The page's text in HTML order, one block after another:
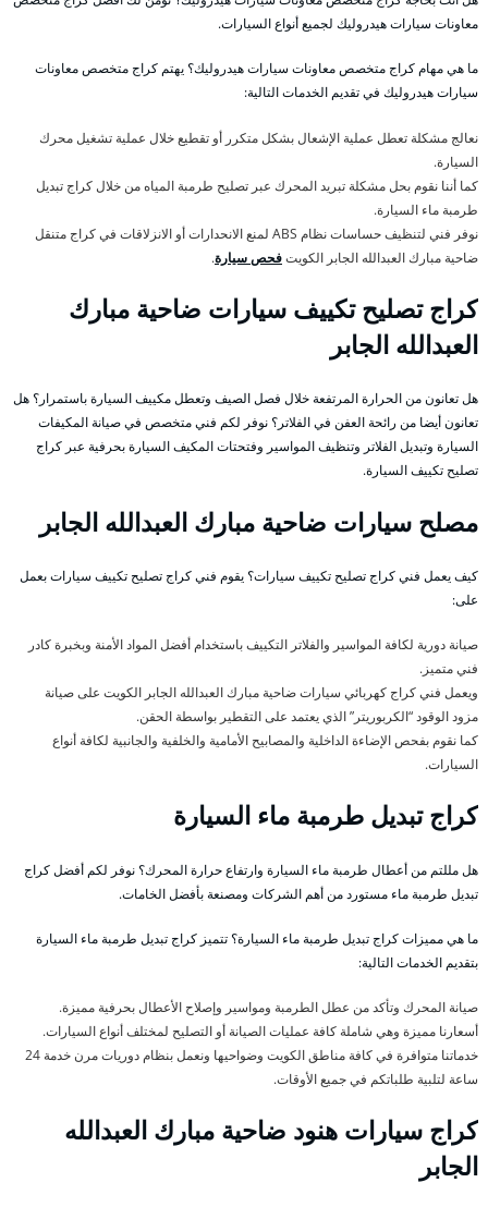
معاونات سيارات هيدروليك لجميع أنواع السيارات.
ما هي مهام كراج متخصص معاونات سيارات هيدروليك؟ يهتم كراج متخصص معاونات
سيارات هيدروليك في تقديم الخدمات التالية:
نعالج مشكلة تعطل عملية الإشعال بشكل متكرر أو تقطيع خلال عملية تشغيل محرك
السيارة.
كما أننا نقوم بحل مشكلة تبريد المحرك عبر تصليح طرمبة المياه من خلال كراج تبديل
طرمبة ماء السيارة.
نوفر فني لتنظيف حساسات نظام ABS لمنع الانحدارات أو الانزلاقات في كراج متنقل
ضاحية مبارك العبدالله الجابر الكويتفحص سيارة.
كراج تصليح تكييف سيارات ضاحية مبارك
العبدالله الجابر
هل تعانون من الحرارة المرتفعة خلال فصل الصيف وتعطل مكييف السيارة باستمرار؟ هل
تعانون أيضا من رائحة العفن في الفلاتر؟ نوفر لكم فني متخصص في صيانة المكيفات
السيارة وتبديل الفلاتر وتنظيف المواسير وفتحتات المكيف السيارة بحرفية عبر كراج
تصليح تكييف السيارة.
مصلح سيارات ضاحية مبارك العبدالله الجابر
كيف يعمل فني كراج تصليح تكييف سيارات؟ يقوم فني كراج تصليح تكييف سيارات بعمل
على:
صيانة دورية لكافة المواسير والفلاتر التكييف باستخدام أفضل المواد الأمنة وبخبرة كادر
فني متميز.
ويعمل فني كراج كهربائي سيارات ضاحية مبارك العبدالله الجابر الكويت على صيانة
مزود الوقود “الكربوريتر” الذي يعتمد على التقطير بواسطة الحقن.
كما نقوم بفحص الإضاءة الداخلية والمصابيح الأمامية والخلفية والجانبية لكافة أنواع
السيارات.
كراج تبديل طرمبة ماء السيارة
هل مللتم من أعطال طرمبة ماء السيارة وارتفاع حرارة المحرك؟ نوفر لكم أفضل كراج
تبديل طرمبة ماء مستورد من أهم الشركات ومصنعة بأفضل الخامات.
ما هي مميزات كراج تبديل طرمبة ماء السيارة؟ تتميز كراج تبديل طرمبة ماء السيارة
بتقديم الخدمات التالية:
صيانة المحرك وتأكد من عطل الطرمبة ومواسير وإصلاح الأعطال بحرفية مميزة.
أسعارنا مميزة وهي شاملة كافة عمليات الصيانة أو التصليح لمختلف أنواع السيارات.
خدماتنا متوافرة في كافة مناطق الكويت وضواحيها ونعمل بنظام دوريات مرن خدمة 24
ساعة لتلبية طلباتكم في جميع الأوقات.
كراج سيارات هنود ضاحية مبارك العبدالله
الجابر